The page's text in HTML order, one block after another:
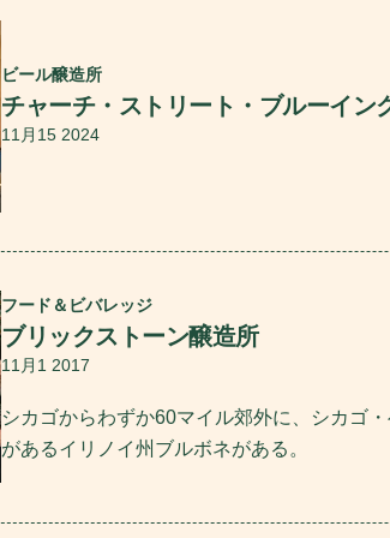
ビール醸造所
チャーチ・ストリート・ブルーイン
11月15 2024
フード＆ビバレッジ
ブリックストーン醸造所
11月1 2017
シカゴからわずか60マイル郊外に、シカゴ
があるイリノイ州ブルボネがある。